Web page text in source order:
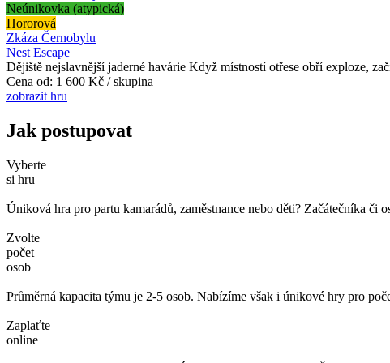
Neúnikovka (atypická)
Hororová
Zkáza Černobylu
Nest Escape
Dějiště nejslavnější jaderné havárie Když místností otřese obří exploze,
Cena od: 1 600 Kč / skupina
zobrazit hru
Jak postupovat
Vyberte
si hru
Úniková hra pro partu kamarádů, zaměstnance nebo děti? Začátečníka či
Zvolte
počet
osob
Průměrná kapacita týmu je 2-5 osob. Nabízíme však i únikové hry pro
Zaplaťte
online